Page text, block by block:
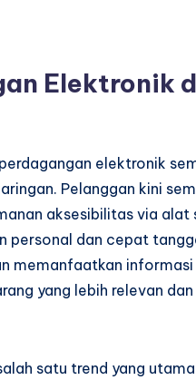
Elektronik
elektronik
Pelanggan kini
aksesibilitas via alat
personal dan cepat
memanfaatkan
yang lebih relevan
satu trend yang